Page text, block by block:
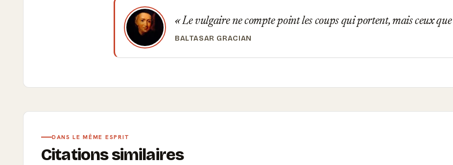
Le vulgaire ne compte point les coups qui portent, mais ceux
BALTASAR GRACIAN
DANS LE MÊME ESPRIT
Citations similaires